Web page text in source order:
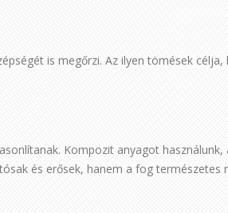
is megőrzi. Az ilyen tömések célja,
Kompozit anyagot használunk,
és erősek, hanem a fog természetes